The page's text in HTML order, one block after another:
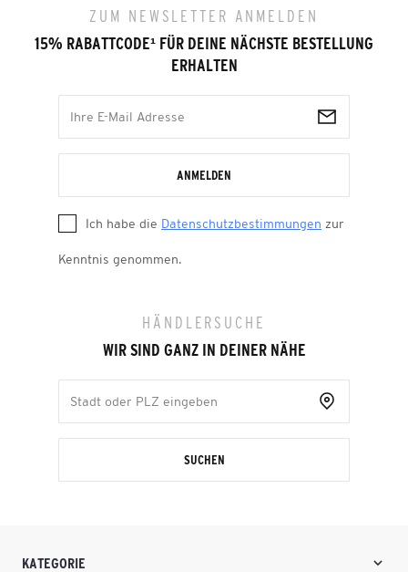
ZUM NEWSLETTER ANMELDEN
15% RABATTCODE¹ FÜR DEINE NÄCHSTE BESTELLUNG
ERHALTEN
ANMELDEN
Ich habe die Datenschutzbestimmungen zur
Kenntnis genommen.
HÄNDLERSUCHE
WIR SIND GANZ IN DEINER NÄHE
SUCHEN
KATEGORIE